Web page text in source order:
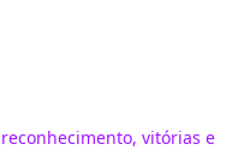
vitórias e